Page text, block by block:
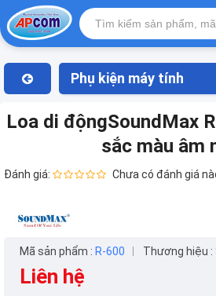
Phụ kiện máy tính
Loa di độngSoundMax
sắc màu âm
Đánh giá: Chưa có đánh giá
Mã sản phẩm : R-600 Thương hiệu :
Liên hệ